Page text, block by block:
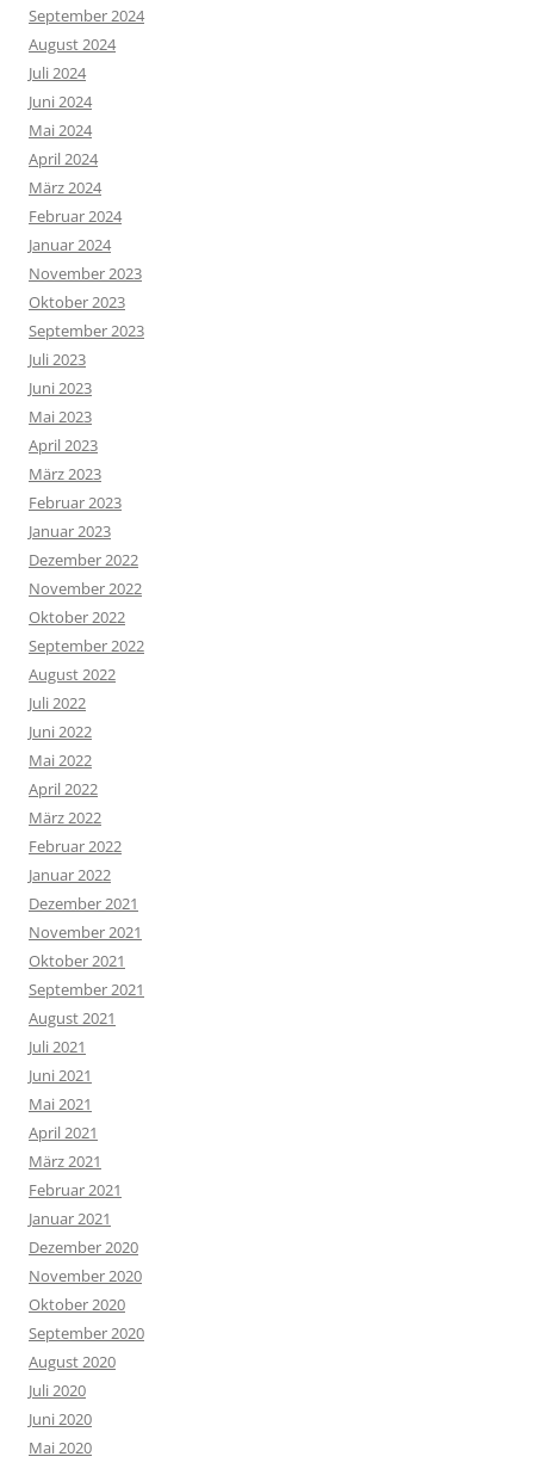
September 2024
August 2024
Juli 2024
Juni 2024
Mai 2024
April 2024
März 2024
Februar 2024
Januar 2024
November 2023
Oktober 2023
September 2023
Juli 2023
Juni 2023
Mai 2023
April 2023
März 2023
Februar 2023
Januar 2023
Dezember 2022
November 2022
Oktober 2022
September 2022
August 2022
Juli 2022
Juni 2022
Mai 2022
April 2022
März 2022
Februar 2022
Januar 2022
Dezember 2021
November 2021
Oktober 2021
September 2021
August 2021
Juli 2021
Juni 2021
Mai 2021
April 2021
März 2021
Februar 2021
Januar 2021
Dezember 2020
November 2020
Oktober 2020
September 2020
August 2020
Juli 2020
Juni 2020
Mai 2020